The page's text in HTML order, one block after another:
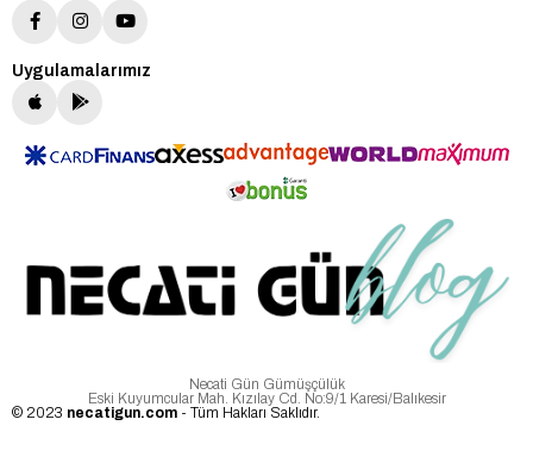
Uygulamalarımız
Necati Gün Gümüşçülük
Eski Kuyumcular Mah. Kızılay Cd. No:9/1 Karesi/Balıkesir
© 2023 necatigun.com - Tüm Hakları Saklıdır.